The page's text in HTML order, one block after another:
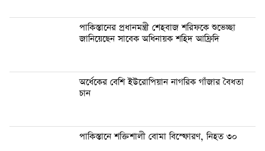
পাকিস্তানের প্রধানমন্ত্রী শেহবাজ শরিফকে শুভেচ্ছা
জানিয়েছেন সাবেক অধিনায়ক শহিদ আফ্রিদি
অর্ধেকের বেশি ইউরোপিয়ান নাগরিক গাঁজার বৈধতা
চান
পাকিস্তানে শক্তিশালী বোমা বিস্ফোরণ, নিহত ৩০